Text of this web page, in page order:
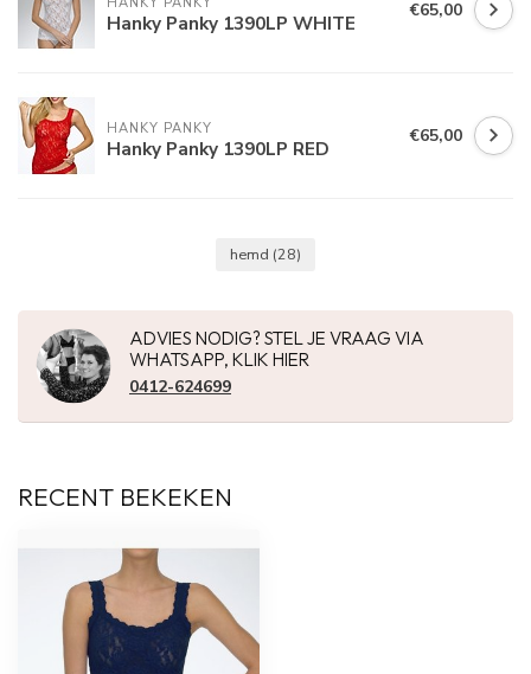
Hanky Panky 1390LP WHITE €65,00
HANKY PANKY
Hanky Panky 1390LP RED €65,00
hemd (28)
ADVIES NODIG? STEL JE VRAAG VIA
WHATSAPP, KLIK HIER
0412-624699
RECENT BEKEKEN